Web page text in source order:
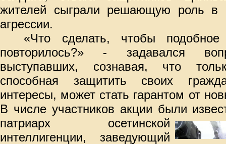
жителей сыграли решающую роль в
агрессии.
«Что сделать, чтобы
повторилось?» - задавался
выступавших, сознавая, что
способная защитить своих
интересы, может стать гарантом от
В числе участников акции были
патриарх осетинской
интеллигенции, заведующий